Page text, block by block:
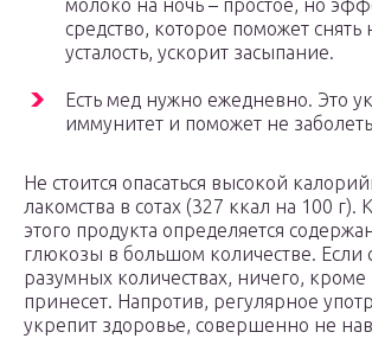
молоко на ночь – простое, но
средство, которое поможет
усталость, ускорит засыпание.
Есть мед нужно ежедневно. Это
иммунитет и поможет не
Не стоится опасаться высокой
лакомства в сотах (327 ккал на 100 г).
этого продукта определяется
глюкозы в большом количестве. Если
разумных количествах, ничего, кроме
принесет. Напротив, регулярное
укрепит здоровье, совершенно не